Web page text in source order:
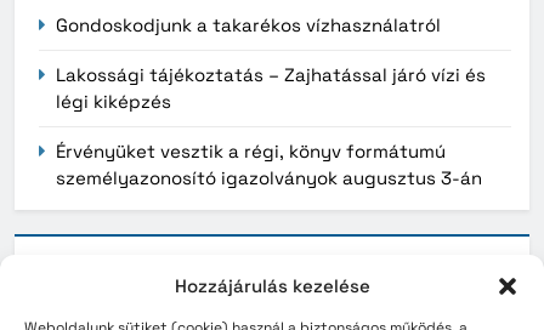
Hozzájárulás kezelése
Gondoskodjunk a takarékos vízhasználatról
Lakossági tájékoztatás – Zajhatással járó vízi és
légi kiképzés
Érvényüket vesztik a régi, könyv formátumú
személyazonosító igazolványok augusztus 3-án
2026. augusztus